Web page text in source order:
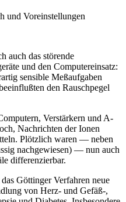
und Voreinstellungen
auch das störende
und den Computereinsatz:
sensible Meßaufgaben
den Rauschpegel
Verstärkern und A-
Nachrichten der Ionen
Plötzlich waren — neben
nachgewiesen) — nun auch
differenzierbar.
Göttinger Verfahren neue
von Herz- und Gefäß-,